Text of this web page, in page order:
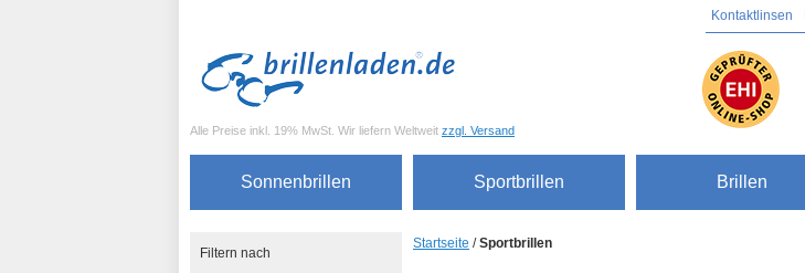
Kontaktlinsen
Alle Preise inkl. 19% MwSt. Wir liefern Weltweit zzgl. Versand
Sonnenbrillen Sportbrillen Brillen
Startseite /Sportbrillen
Filtern nach